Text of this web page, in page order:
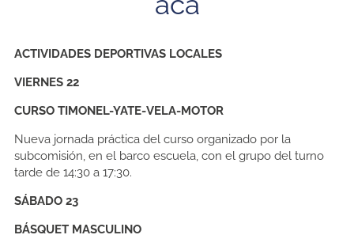
ACTIVIDADES DEPORTIVAS LOCALES
VIERNES 22
CURSO TIMONEL-YATE-VELA-MOTOR
Nueva jornada práctica del curso organizado por la
subcomisión, en el barco escuela, con el grupo del turno
tarde de 14:30 a 17:30.
SÁBADO 23
BÁSQUET MASCULINO